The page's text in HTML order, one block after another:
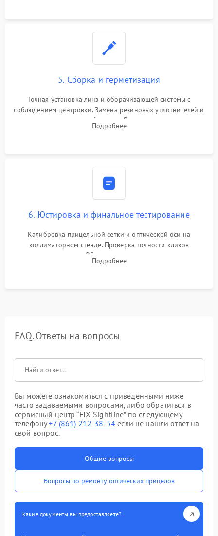
5. Сборка и герметизация
Точная установка линз и оборачивающей системы с
соблюдением центровки. Замена резиновых уплотнителей и
нанесение влагозащитной смазки. Вакуумирование корпуса
и заполнение его осушенным азотом или аргоном для
Подробнее
6. Юстировка и финальное тестирование
Калибровка прицельной сетки и оптической оси на
коллиматорном стенде. Проверка точности кликов
механизма поправок. Обязательное испытание прицела на
ударном стенде для проверки устойчивости к отдаче и
Подробнее
FAQ. Ответы на вопросы
Вы можете ознакомиться с приведенными ниже
часто задаваемыми вопросами, либо обратиться в
сервисный центр “FIX-Sightline” по следующему
телефону+7 (861) 212-38-54 если не нашли ответ на
свой вопрос.
Общие вопросы
Вопросы по ремонту оптических прицелов
Какие документы вы предоставляете?